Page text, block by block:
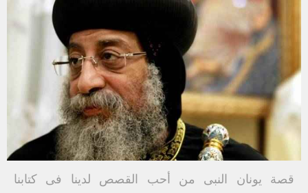
قصة يونان النبى من أحب القصص لدينا فى كتابنا